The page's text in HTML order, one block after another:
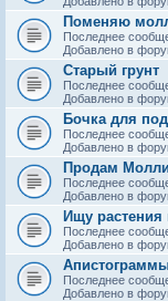
Поменяю
Последнее
Добавлено в
Старый грунт
Последнее
Добавлено в
Бочка для
Последнее
Добавлено в
Продам
Последнее
Добавлено в
Ищу растения
Последнее
Добавлено в
Последнее
Добавлено в